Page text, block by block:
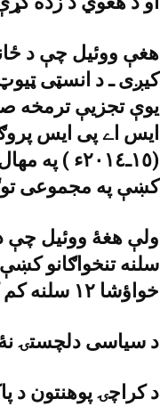
هغې ووئيل چې د
کيږى ـ د انسټى
يوې تجزيې ترمخه
ايس اے پى ايس
کښې په مجموعى توګه ١٠ سلنه زياتوالے
سلنه تنخواګانو
خواؤشا ١٢ سلنه کم کړے شو ـ
د سياسى دلچستۍ
د کراچۍ پوهنتون د